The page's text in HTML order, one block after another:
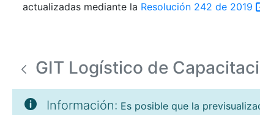
actualizadas mediante la Resolución 242 de 2019
GIT Logístico de
Información: Es posible que la